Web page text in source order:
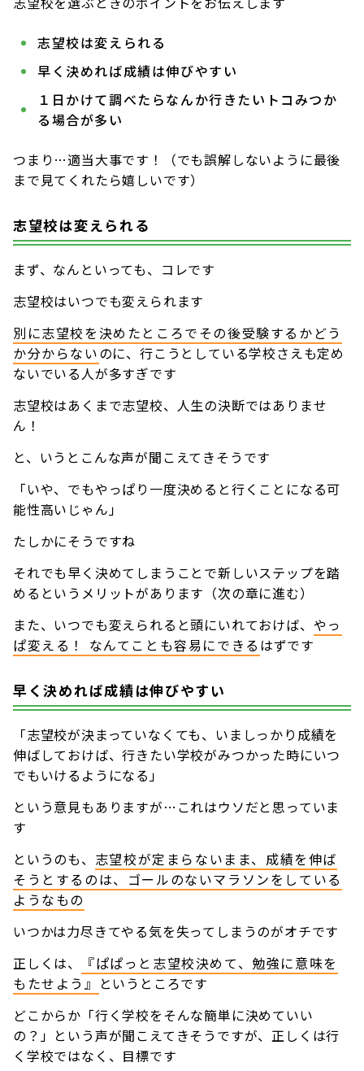
志望校は変えられる
早く決めれば成績は伸びやすい
１日かけて調べたらなんか行きたいトコみつか
る場合が多い
つまり…適当大事です！（でも誤解しないように最後
まで見てくれたら嬉しいです）
志望校は変えられる
まず、なんといっても、コレです
志望校はいつでも変えられます
別に志望校を決めたところでその後受験するかどう
か分からないのに、行こうとしている学校さえも定め
ないでいる人が多すぎです
志望校はあくまで志望校、人生の決断ではありませ
ん！
と、いうとこんな声が聞こえてきそうです
「いや、でもやっぱり一度決めると行くことになる可
能性高いじゃん」
たしかにそうですね
それでも早く決めてしまうことで新しいステップを踏
めるというメリットがあります（次の章に進む）
また、いつでも変えられると頭にいれておけば、 やっ
ぱ変える！ なんてことも容易にできる はずです
早く決めれば成績は伸びやすい
「志望校が決まっていなくても、いましっかり成績を
伸ばしておけば、行きたい学校がみつかった時にいつ
でもいけるようになる」
という意見もありますが…これはウソだと思っていま
す
というのも、 志望校が定まらないまま、成績を伸ば
そうとするのは、ゴールのないマラソンをしている
ようなもの
いつかは力尽きてやる気を失ってしまうのがオチです
正しくは、
『ぱぱっと志望校決めて、勉強に意味を
もたせよう』 というところです
どこからか「行く学校をそんな簡単に決めていい
の？」という声が聞こえてきそうですが、正しくは行
く学校ではなく、目標です